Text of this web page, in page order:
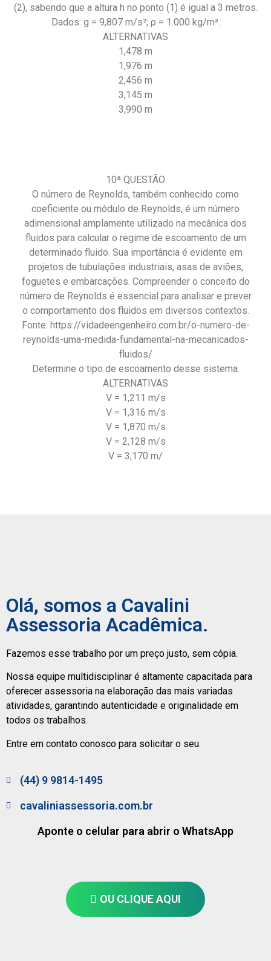
(2), sabendo que a altura h no ponto (1) é igual a 3 metros.
Dados: g = 9,807 m/s²; ρ = 1.000 kg/m³.
ALTERNATIVAS
1,478 m
1,976 m
2,456 m
3,145 m
3,990 m
10ª QUESTÃO
O número de Reynolds, também conhecido como
coeficiente ou módulo de Reynolds, é um número
adimensional amplamente utilizado na mecânica dos
fluidos para calcular o regime de escoamento de um
determinado fluido. Sua importância é evidente em
projetos de tubulações industriais, asas de aviões,
foguetes e embarcações. Compreender o conceito do
número de Reynolds é essencial para analisar e prever
o comportamento dos fluidos em diversos contextos.
Fonte: https://vidadeengenheiro.com.br/o-numero-de-
reynolds-uma-medida-fundamental-na-mecanicados-
fluidos/
Determine o tipo de escoamento desse sistema.
ALTERNATIVAS
V = 1,211 m/s
V = 1,316 m/s
V = 1,870 m/s
V = 2,128 m/s
V = 3,170 m/
Olá, somos a Cavalini
Assessoria Acadêmica.
Fazemos esse trabalho por um preço justo, sem cópia.
Nossa equipe multidisciplinar é altamente capacitada para
oferecer assessoria na elaboração das mais variadas
atividades, garantindo autenticidade e originalidade em
todos os trabalhos.
Entre em contato conosco para solicitar o seu.
(44) 9 9814-1495
cavaliniassessoria.com.br
Aponte o celular para abrir o WhatsApp
OU CLIQUE AQUI